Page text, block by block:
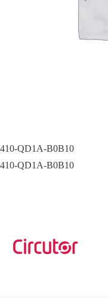
410-QD1A-B0B10
410-QD1A-B0B10